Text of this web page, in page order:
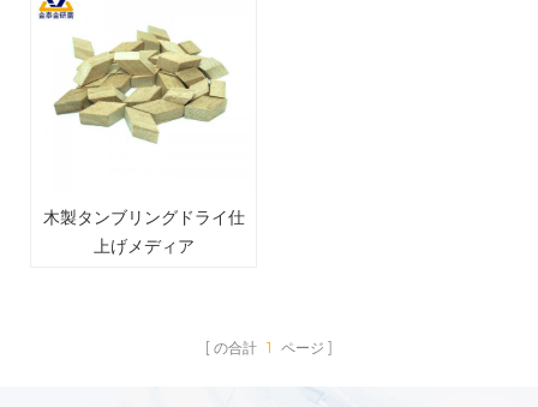
木製タンブリングドライ仕
上げメディア
の合計 1 ページ